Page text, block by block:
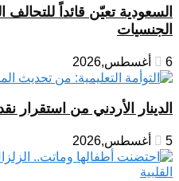
السعودية تعيّن قائداً
الجنسيات
6 أغسطس,2026
الدينار الأردني من استقرار
5 أغسطس,2026